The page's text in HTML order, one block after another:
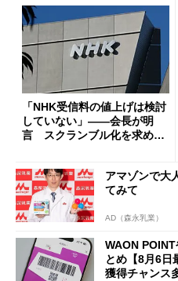
「NHK受信料の値上げは検討
していない」――会長が明
言 スクランブル化を求める
アマゾンで大
てみて
AD（森永乳業）
WAON
とめ【8月6
獲得チャンス